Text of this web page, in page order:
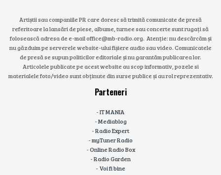
Artiștii sau companiile PR care doresc să trimită comunicate de presă
referitoare la lansări de piese, albume, turnee sau concerte sunt rugați să
folosească adresa de e-mail office@mb-radio.org. Atenție: nu descărcăm și
nu găzduim pe serverele website-ului fișiere audio sau video. Comunicatele
de presă se supun politicilor editoriale și nu garantăm publicarea lor.
Articolele publicate pe acest website au scop informativ, pozele si
materialele foto/video sunt obținute din surse publice și au rol reprezentativ.
Parteneri
-IT MANIA
-Mediablog
-Radio Expert
-myTuner Radio
-Online Radio Box
-Radio Garden
- Voi fi bine